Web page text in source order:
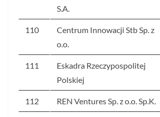
S.A.
110
Centrum Innowacji Stb Sp. z
o.o.
111
Eskadra Rzeczypospolitej
Polskiej
112 REN Ventures Sp. z o.o. Sp.K.